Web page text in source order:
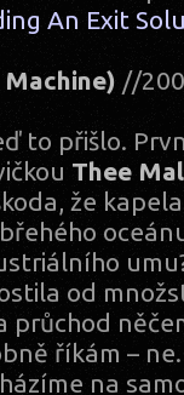
An Exit
//
to přišlo.
Thee
že
od
průchod
říkám –
na